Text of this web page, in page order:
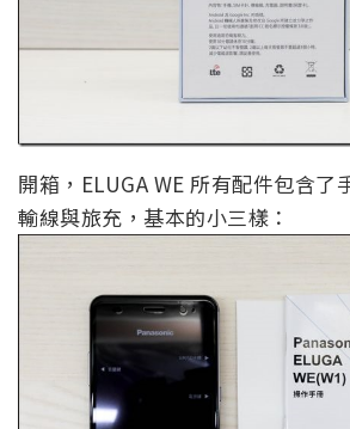
開箱，ELUGA WE 所有配件包含了
輸線與旅充，基本的小三樣：